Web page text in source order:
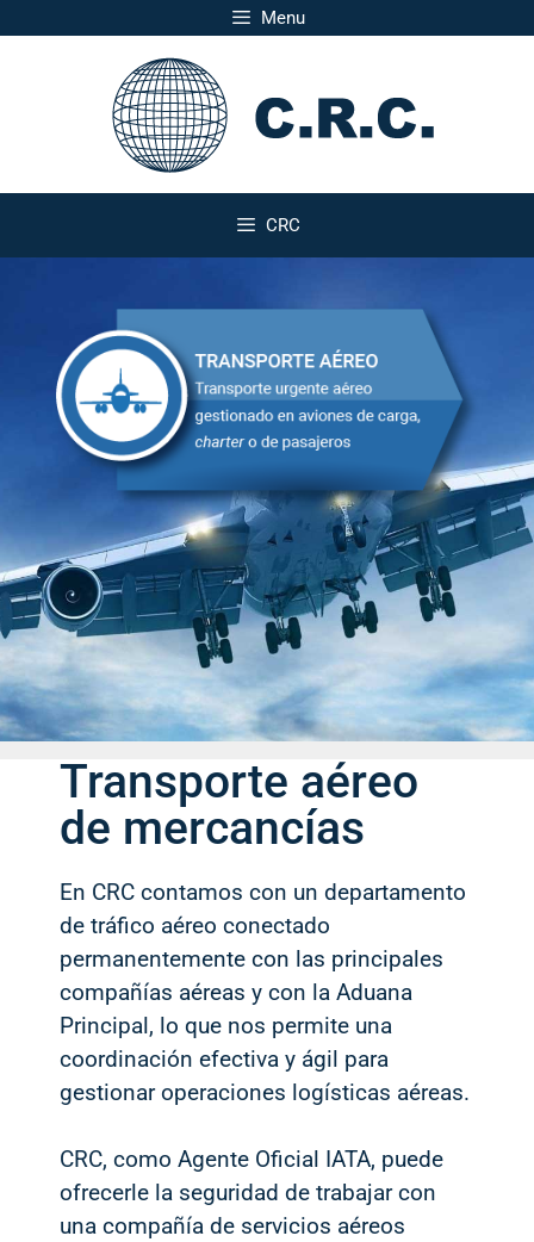
Menu
CRC
Transporte aéreo
de mercancías
En CRC contamos con un departamento
de tráfico aéreo conectado
permanentemente con las principales
compañías aéreas y con la Aduana
Principal, lo que nos permite una
coordinación efectiva y ágil para
gestionar operaciones logísticas aéreas.
CRC, como Agente Oficial IATA, puede
ofrecerle la seguridad de trabajar con
una compañía de servicios aéreos